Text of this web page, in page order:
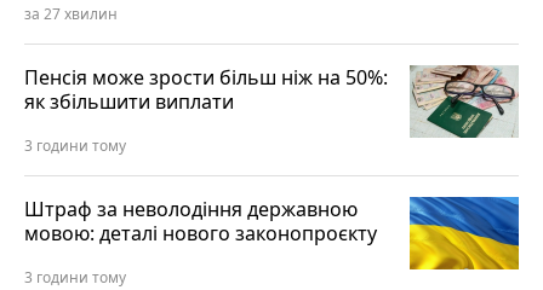
за 27 хвилин
Пенсія може зрости більш ніж на 50%:
як збільшити виплати
3 години тому
Штраф за неволодіння державною
мовою: деталі нового законопроєкту
3 години тому